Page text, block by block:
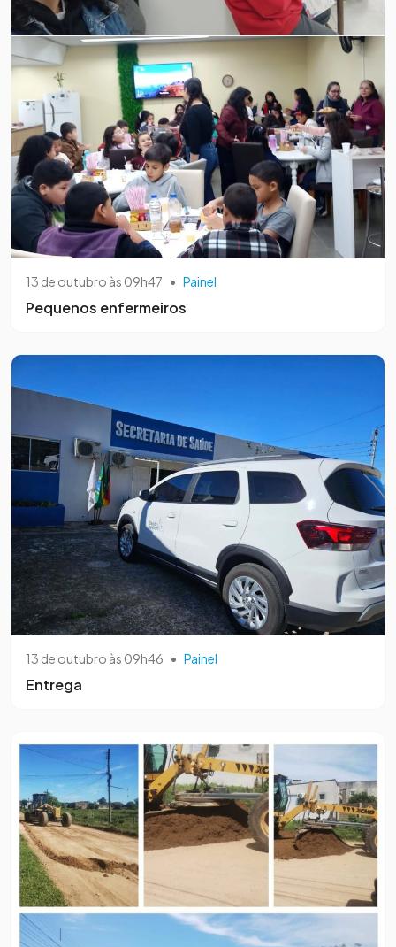
13 de outubro às 09h47 • Painel
Pequenos enfermeiros
13 de outubro às 09h46 • Painel
Entrega